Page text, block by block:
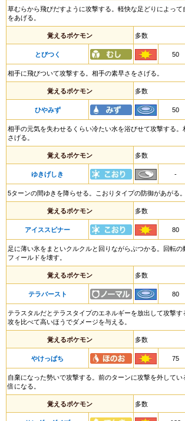
草むらから飛びだすように攻撃する。軽快な足どりによって
をあげる。
覚えるポケモン 多数
とびつく 50
相手に飛びついて攻撃する。相手の素早さをさげる。
覚えるポケモン 多数
ひやみず 50
相手の元気を失わせるくらい冷たい水を浴びせて攻撃する。
さげる。
覚えるポケモン 多数
ゆきげしき -
5ターンの間ゆきを降らせる。こおりタイプの防御があがる。
覚えるポケモン 多数
アイススピナー 80
足に薄い氷をまといクルクルと回りながらぶつかる。回転の
フィールドを壊す。
覚えるポケモン 多数
テラバースト 80
テラスタルだとテラスタイプのエネルギーを放出して攻撃す
攻を比べて高いほうでダメージを与える。
覚えるポケモン 多数
やけっぱち 75
自棄になった勢いで攻撃する。前のターンに攻撃を外してい
倍になる。
覚えるポケモン 多数